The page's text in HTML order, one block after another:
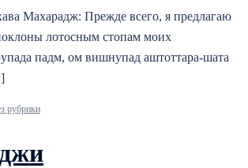
Махарадж: Прежде всего, я предлагаю
лотосным стопам моих
падм, ом вишнупад аштоттара-шата
рубрики